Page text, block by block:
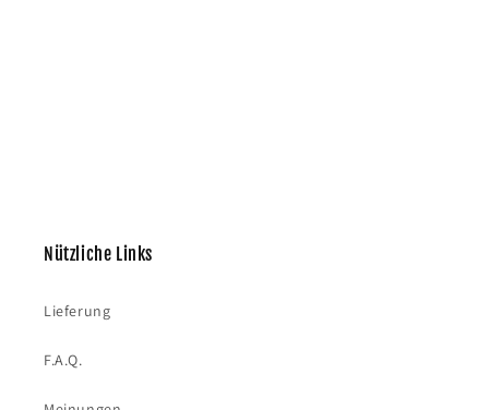
Nützliche Links
Lieferung
F.A.Q.